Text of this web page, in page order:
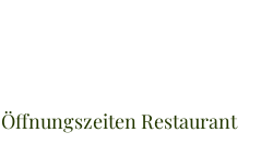
Öffnungszeiten Restaurant